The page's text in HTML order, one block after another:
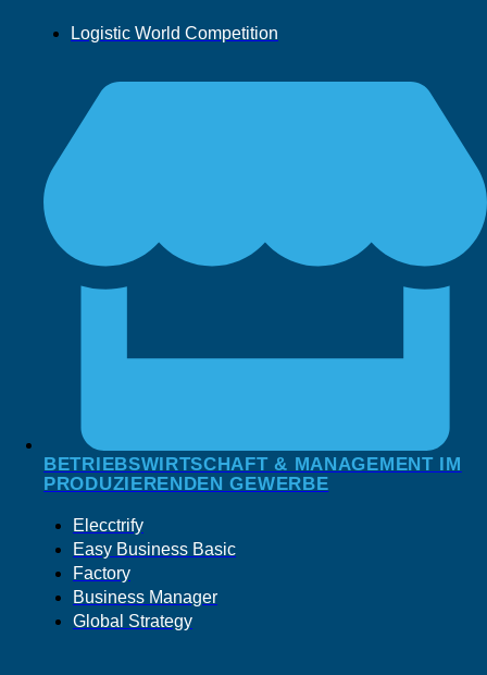
Logistic World Competition
BETRIEBSWIRTSCHAFT & MANAGEMENT IM
PRODUZIERENDEN GEWERBE
Elecctrify
Easy Business Basic
Factory
Business Manager
Global Strategy